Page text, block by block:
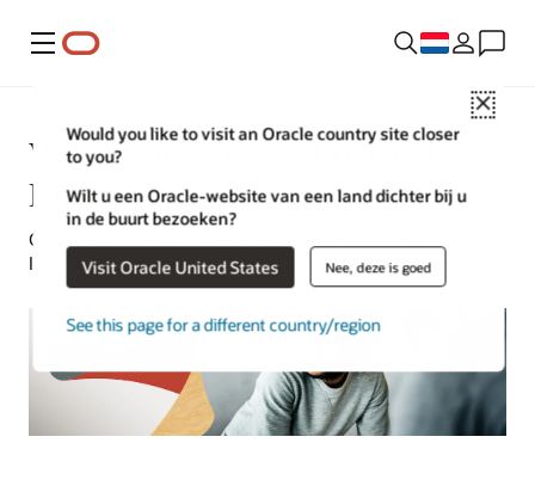
Menu
Close
Would you like to visit an Oracle country site closer
to you?
Wilt u een Oracle-website van een land dichter bij u
in de buurt bezoeken?
Visit Oracle United States Nee, deze is goed
See this page for a different country/region
Wat is generatieve AI (GenAI)?
Hoe werkt het?
Greg Pavlik | Senior Vice President, Oracle Cloud
Infrastructure | 11 feburari 2025